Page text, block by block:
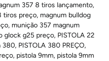
357 8 tiros lançamento,
tiros preço, magnum bulldog
, munição 357 magnum
glock g25 preço, PISTOLA 22
380, PISTOLA 380 PREÇO,
, pistola 9mm, pistola 9mm